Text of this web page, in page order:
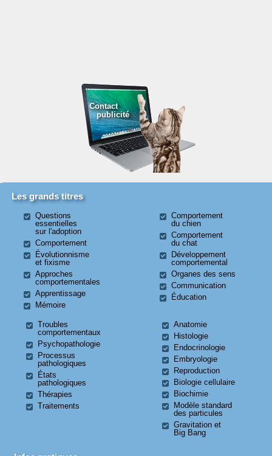
Contact
publicité
Les grands titres
Questions
essentielles
sur l'adoption
Comportement
Évolutionnisme
et fixisme
Approches
comportementales
Apprentissage
Mémoire
Comportement
du chien
Comportement
du chat
Développement
comportemental
Organes des sens
Communication
Éducation
Troubles
comportementaux
Psychopathologie
Processus
pathologiques
États
pathologiques
Thérapies
Traitements
Anatomie
Histologie
Endocrinologie
Embryologie
Reproduction
Biologie cellulaire
Biochimie
Modèle standard
des particules
Gravitation et
Big Bang